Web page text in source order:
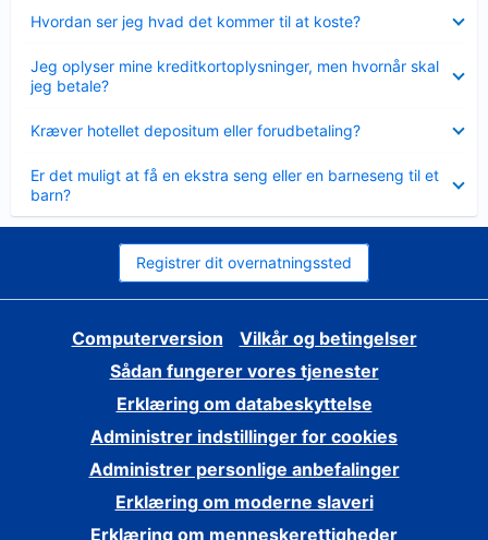
Hvordan ser jeg hvad det kommer til at koste?
Jeg oplyser mine kreditkortoplysninger, men hvornår skal
jeg betale?
Kræver hotellet depositum eller forudbetaling?
Er det muligt at få en ekstra seng eller en barneseng til et
barn?
Registrer dit overnatningssted
Computerversion
Vilkår og betingelser
Sådan fungerer vores tjenester
Erklæring om databeskyttelse
Administrer indstillinger for cookies
Administrer personlige anbefalinger
Erklæring om moderne slaveri
Erklæring om menneskerettigheder